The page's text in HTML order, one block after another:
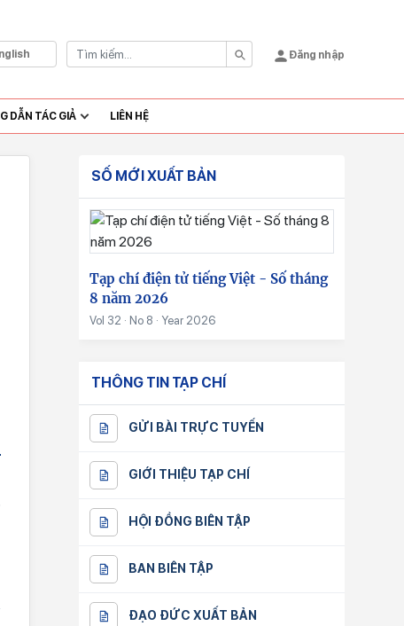
Đăng nhập
DẪN TÁC GIẢ LIÊN HỆ
SỐ MỚI XUẤT BẢN
Tạp chí điện tử tiếng Việt - Số tháng
8 năm 2026
Vol 32 · No 8 · Year 2026
THÔNG TIN TẠP CHÍ
GỬI BÀI TRỰC TUYẾN
GIỚI THIỆU TẠP CHÍ
HỘI ĐỒNG BIÊN TẬP
BAN BIÊN TẬP
ĐẠO ĐỨC XUẤT BẢN